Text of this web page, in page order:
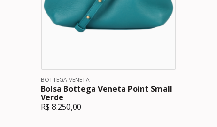
BOTTEGA VENETA
Bolsa Bottega Veneta Point Small
Verde
R$ 8.250,00